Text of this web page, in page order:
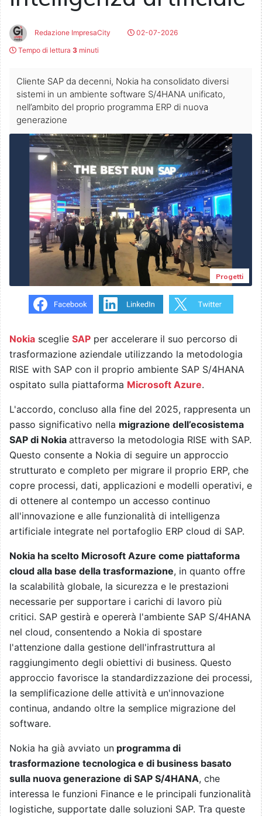
Redazione ImpresaCity
02-07-2026
Tempo di lettura 3 minuti
Cliente SAP da decenni, Nokia ha consolidato diversi
sistemi in un ambiente software S/4HANA unificato,
nell’ambito del proprio programma ERP di nuova
generazione
Progetti
Nokia sceglie SAP per accelerare il suo percorso di
trasformazione aziendale utilizzando la metodologia
RISE with SAP con il proprio ambiente SAP S/4HANA
ospitato sulla piattaforma Microsoft Azure.
L'accordo, concluso alla fine del 2025, rappresenta un
passo significativo nella migrazione dell’ecosistema
SAP di Nokia attraverso la metodologia RISE with SAP.
Questo consente a Nokia di seguire un approccio
strutturato e completo per migrare il proprio ERP, che
copre processi, dati, applicazioni e modelli operativi, e
di ottenere al contempo un accesso continuo
all'innovazione e alle funzionalità di intelligenza
artificiale integrate nel portafoglio ERP cloud di SAP.
Nokia ha scelto Microsoft Azure come piattaforma
cloud alla base della trasformazione, in quanto offre
la scalabilità globale, la sicurezza e le prestazioni
necessarie per supportare i carichi di lavoro più
critici. SAP gestirà e opererà l'ambiente SAP S/4HANA
nel cloud, consentendo a Nokia di spostare
l'attenzione dalla gestione dell'infrastruttura al
raggiungimento degli obiettivi di business. Questo
approccio favorisce la standardizzazione dei processi,
la semplificazione delle attività e un'innovazione
continua, andando oltre la semplice migrazione del
software.
Nokia ha già avviato un programma di
trasformazione tecnologica e di business basato
sulla nuova generazione di SAP S/4HANA, che
interessa le funzioni Finance e le principali funzionalità
logistiche, supportate dalle soluzioni SAP. Tra queste